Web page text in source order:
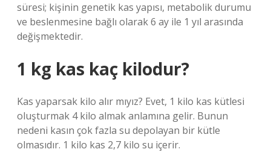
süresi; kişinin genetik kas yapısı, metabolik durumu
ve beslenmesine bağlı olarak 6 ay ile 1 yıl arasında
değişmektedir.
1 kg kas kaç kilodur?
Kas yaparsak kilo alır mıyız? Evet, 1 kilo kas kütlesi
oluşturmak 4 kilo almak anlamına gelir. Bunun
nedeni kasın çok fazla su depolayan bir kütle
olmasıdır. 1 kilo kas 2,7 kilo su içerir.